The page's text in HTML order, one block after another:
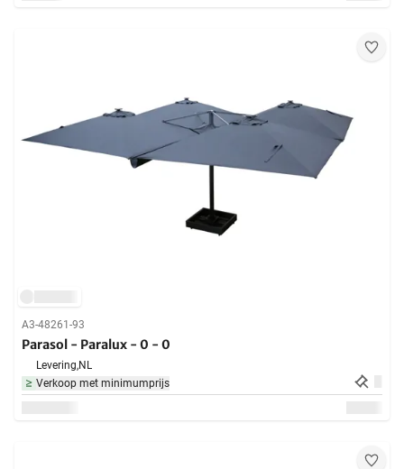
A3-48261-93
Parasol - Paralux - 0 - 0
Levering,NL
Verkoop met minimumprijs